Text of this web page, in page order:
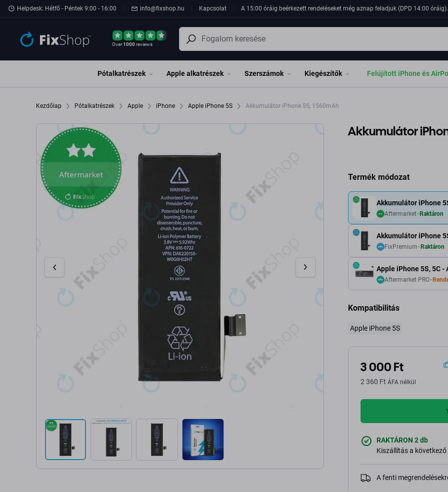
Ugrás az oldal fő részéhez
Helpdesk: Hétfő - Péntek 9:00 - 16:00 info@fixshop.hu Kapcsolat A 15:00 óráig beérkezett rendeléseket még aznap feladjuk (DPD 14:00
Over1000reviews
Pótalkatrészek Apple alkatrészek Szerszámok Kiegészítők Felújított iPhone és
Kezdőlap Pótalkatrészek Apple iPhone Apple iPhone 5S Akkumulátor iPhone 5S, 1560mAh
Akkumulátor
Termék módozat
Akkumulátor iPhone
Aftermarket Raktáron
Akkumulátor iPhone
FixPremium Raktáron
Apple iPhone 5S, 5C
Aftermarket PRO
Kompatibilitás
Apple iPhone 5S
3 000 Ft
2 360 Ft ÁFA nélkül
RAKTÁRON 2 db
Kiszállítás a
A fenti